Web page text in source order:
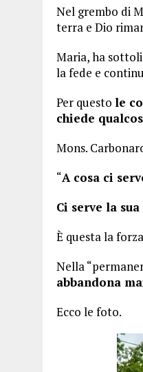
Nel grembo di
terra e Dio
Maria, ha
la fede e
Per questo le
chiede
Mons.
“A cosa ci
Ci serve la
È questa la
Nella
abbandona
Ecco le foto.